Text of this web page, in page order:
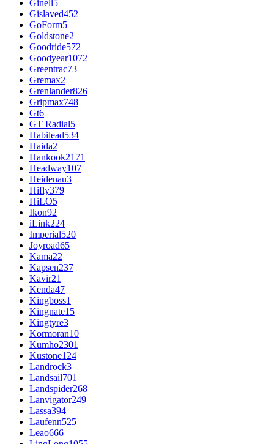
Ginell5
Gislaved452
GoForm5
Goldstone2
Goodride572
Goodyear1072
Greentrac73
Gremax2
Grenlander826
Gripmax748
Gt6
GT Radial5
Habilead534
Haida2
Hankook2171
Headway107
Heidenau3
Hifly379
HiLO5
Ikon92
iLink224
Imperial520
Joyroad65
Kama22
Kapsen237
Kavir21
Kenda47
Kingboss1
Kingnate15
Kingtyre3
Kormoran10
Kumho2301
Kustone124
Landrock3
Landsail701
Landspider268
Lanvigator249
Lassa394
Laufenn525
Leao666